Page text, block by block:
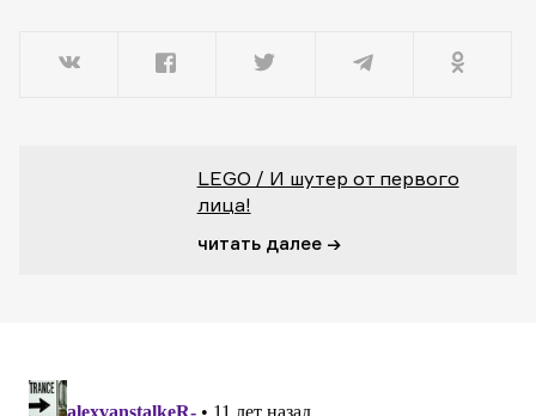
LEGO / И шутер от первого
лица!
читать далее →